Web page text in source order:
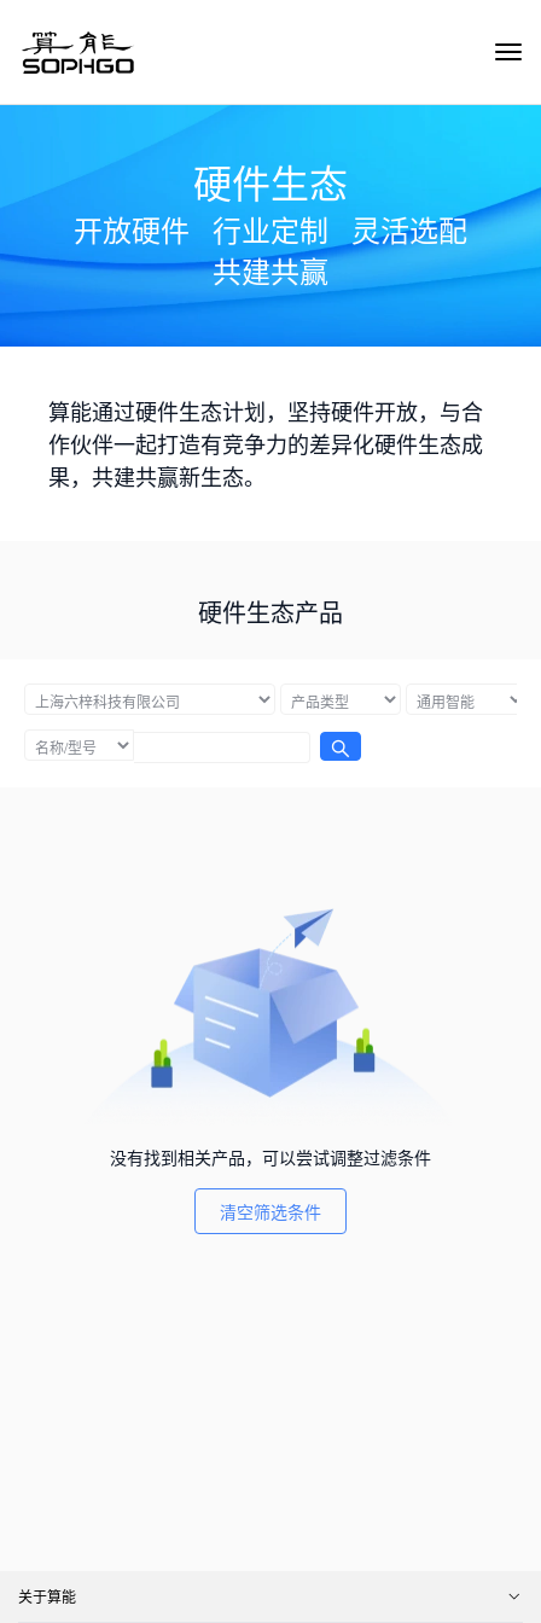
硬件生态
开放硬件 行业定制
灵活选配
共建共赢
算能通过硬件生态计划，坚持硬件开放，与合
作伙伴一起打造有竞争力的差异化硬件生态成
果，共建共赢新生态。
硬件生态产品
没有找到相关产品，可以尝试调整过滤条件
清空筛选条件
关于算能